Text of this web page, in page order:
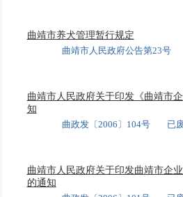
曲靖市养犬管理暂行规定
曲靖市人民政府公告第23号
曲靖市人民政府关于印发《曲靖市
知
曲政发〔2006〕104号 已
曲靖市人民政府关于印发曲靖市企
的通知